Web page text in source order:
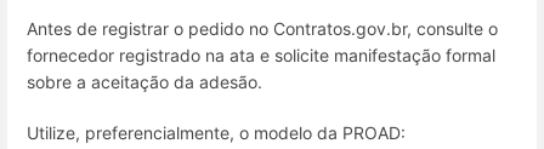
Antes de registrar o pedido no Contratos.gov.br, consulte o
fornecedor registrado na ata e solicite manifestação formal
sobre a aceitação da adesão.
Utilize, preferencialmente, o modelo da PROAD: